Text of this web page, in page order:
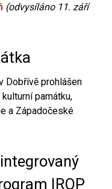
(odvysíláno 11. září
Dobřívě prohlášen
památku,
a Západočeské
IROP